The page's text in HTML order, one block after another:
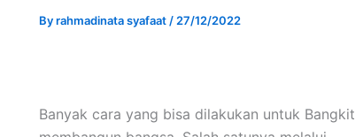
Byrahmadinata syafaat / 27/12/2022
Banyak cara yang bisa dilakukan untuk Bangkit